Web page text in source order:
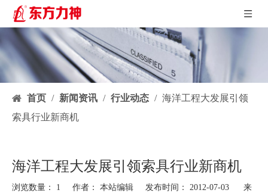
首页 / 新闻资讯 / 行业动态 / 海洋工程大发展引领
索具行业新商机
海洋工程大发展引领索具行业新商机
浏览数量： 1 作者： 本站编辑 发布时间： 2012-07-03 来